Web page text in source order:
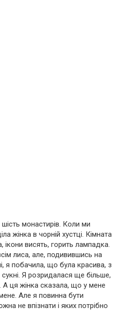
монастирів. Коли ми
жінка в чорній хустці. Кімната
ікони висять, горить лампадка.
лиса, але, подивившись на
я побачила, що була красива, з
Я розридалася ще більше,
А ця жінка сказала, що у мене
Але я повинна бути
не впізнати і яких потрібно